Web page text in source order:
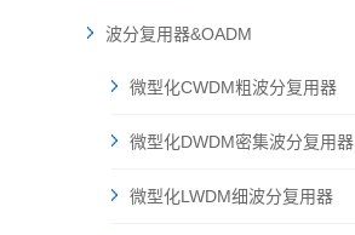
波分复用器&OADM
微型化CWDM粗波分复用器
微型化DWDM密集波分复用器
微型化LWDM细波分复用器